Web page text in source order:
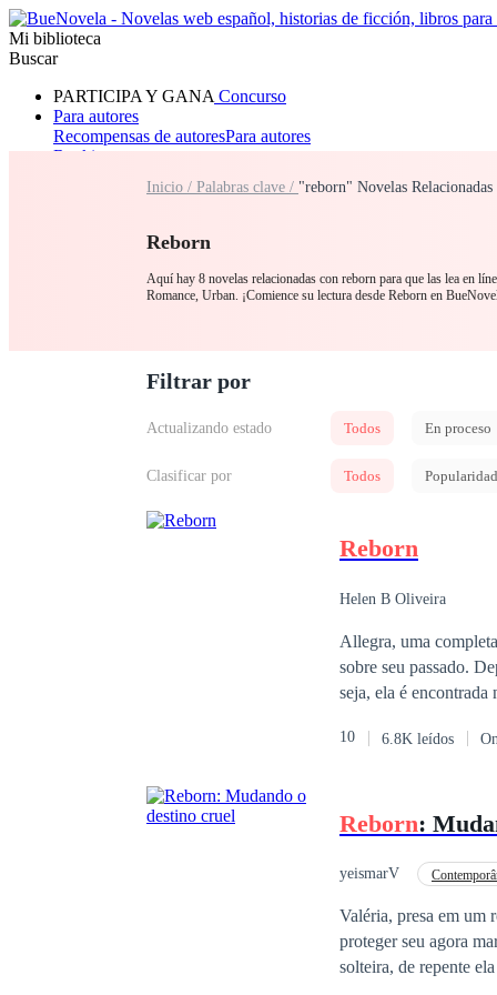
Mi biblioteca
Buscar
PARTICIPA Y GANA Concurso
Para autores
Recompensas de autoresPara autores
Ranking
RomanceHombre lobo
Inicio / Palabras clave / "reborn" Novelas Relacionadas
Reborn
Aquí hay 8 novelas relacionadas con reborn para que las lea en
Romance, Urban. ¡Comience su lectura desde Reborn en
Filtrar por
Actualizando estado Todos En proceso
Clasificar por Todos Popularidad
Reborn
Helen B Oliveira
Allegra, uma
sobre seu passado. Depois de ser perseguida e transformada por um vampiro, que ela não faz ideia de quem
seja, ela é encontrada na
totalmente diferente
10 6.8K leídos
Reborn:
yeismarV
Valéria, presa em um
proteger seu agora marido
solteira, de repente ela tem um marido e dois